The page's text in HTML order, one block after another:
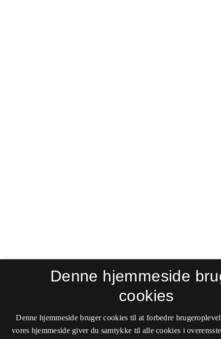
Denne hjemmeside
cookies
Denne hjemmeside bruger cookies til at forbedre
vores hjemmeside giver du samtykke til alle cookies i